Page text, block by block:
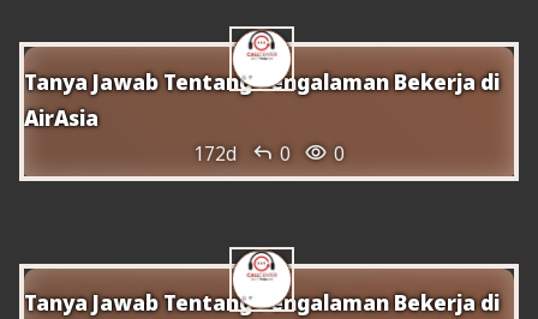
Tanya Jawab Tentang Pengalaman Bekerja di
AirAsia
172d  0  0
Tanya Jawab Tentang Pengalaman Bekerja di